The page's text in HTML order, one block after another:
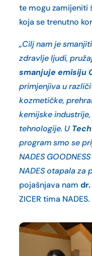
te mogu zamijeniti
koja se trenutno
„Cilj nam je
zdravlje ljudi,
smanjuje emisiju
primjenjiva u
kozmetičke,
kemijske
tehnologije. U
program smo se
NADES
NADES otapala za
pojašnjava nam
ZICER tima NADES.